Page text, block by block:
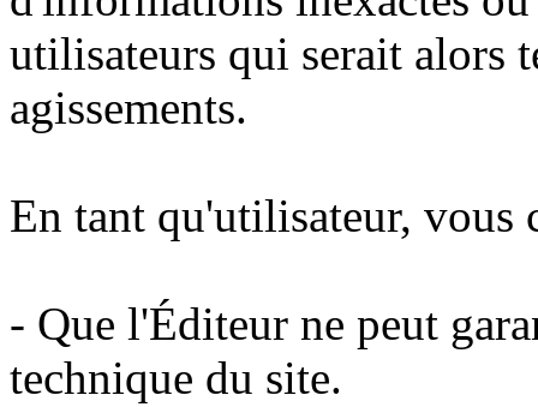
utilisateurs qui serait alors
agissements.
En tant qu'utilisateur, vous
- Que l'Éditeur ne peut
technique du site.